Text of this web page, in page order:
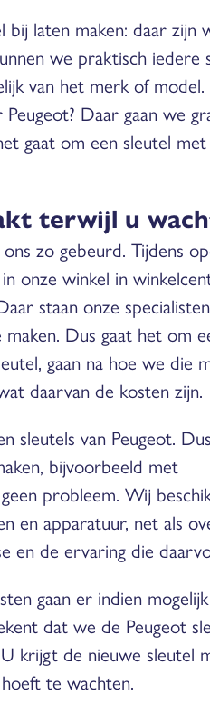
bij laten maken: daar zijn
we praktisch iedere
van het merk of
Daar gaan we
gaat om een sleutel met
terwijl u
zo gebeurd. Tijdens
onze winkel in
staan onze
Dus gaat het om
gaan na hoe we die
daarvan de kosten zijn.
sleutels van Peugeot.
bijvoorbeeld met
probleem. Wij
en apparatuur, net als
en de ervaring die
gaan er indien
dat we de Peugeot
krijgt de nieuwe sleutel
te wachten.